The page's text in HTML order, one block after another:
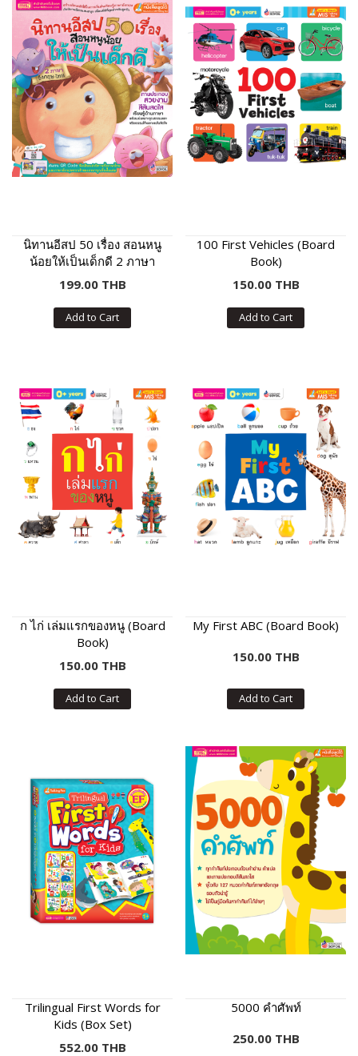
นิทานอีสป 50 เรื่อง สอนหนู
น้อยให้เป็นเด็กดี 2 ภาษา
อังกฤษ-ไทย (QR)
199.00 THB
Add to Cart
100 First Vehicles (Board
Book)
150.00 THB
Add to Cart
ก ไก่ เล่มแรกของหนู (Board
Book)
150.00 THB
Add to Cart
My First ABC (Board Book)
150.00 THB
Add to Cart
Trilingual First Words for
Kids (Box Set)
552.00 THB
5000 คำศัพท์
250.00 THB